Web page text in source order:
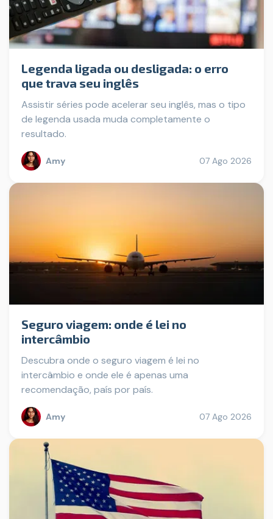
Legenda ligada ou desligada: o erro
que trava seu inglês
Assistir séries pode acelerar seu inglês, mas o tipo
de legenda usada muda completamente o
resultado.
Amy 07 Ago 2026
Seguro viagem: onde é lei no
intercâmbio
Descubra onde o seguro viagem é lei no
intercâmbio e onde ele é apenas uma
recomendação, país por país.
Amy 07 Ago 2026